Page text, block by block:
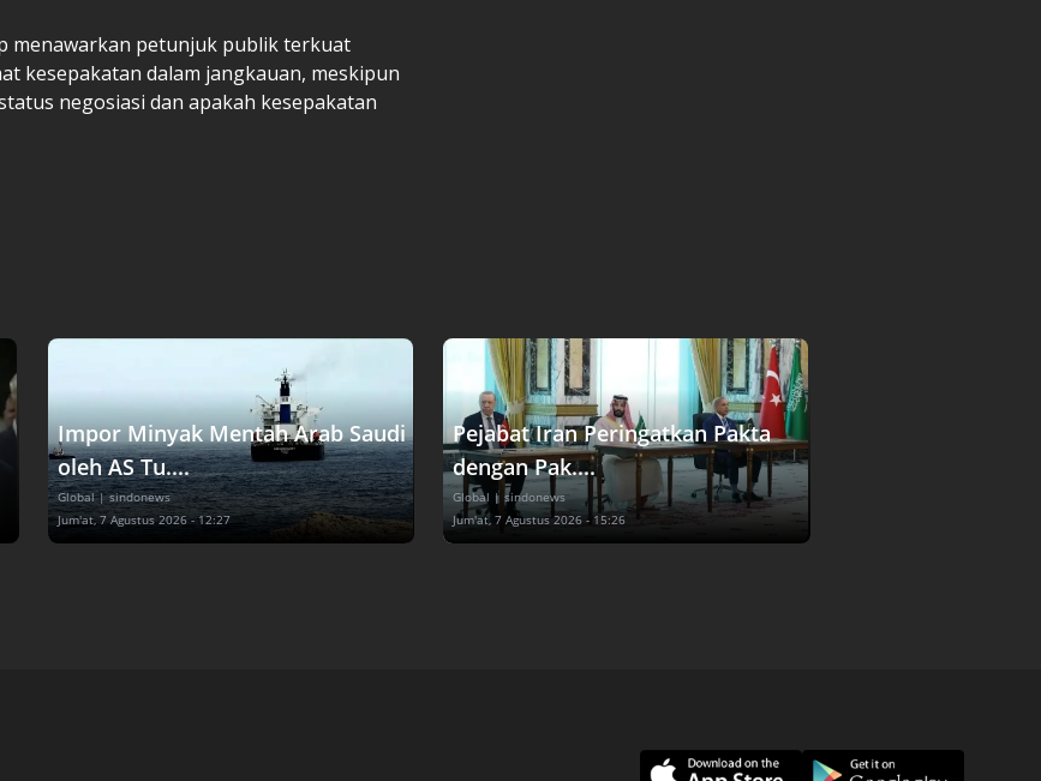
menawarkan petunjuk publik terkuat
kesepakatan dalam jangkauan, meskipun
negosiasi dan apakah kesepakatan
Impor Minyak Mentah Arab Saudi
oleh AS Tu....
Global | sindonews
Jum'at, 7 Agustus 2026 - 12:27
Pejabat Iran Peringatkan Pakta
dengan Pak....
Global | sindonews
Jum'at, 7 Agustus 2026 - 15:26